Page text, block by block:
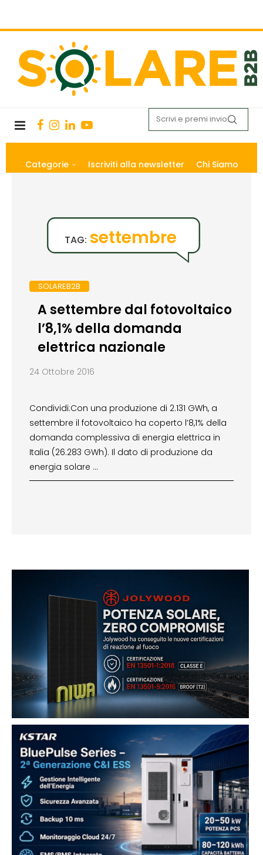
Categorie Iscriviti alla newsletter Chi Siamo
TAG: settembre
SOLAREB2B
A settembre dal fotovoltaico
l’8,1% della domanda
elettrica nazionale
24 Ottobre 2016
Condividi:Con una produzione di 2.131 GWh, a
settembre il fotovoltaico ha coperto l’8,1% della
domanda complessiva di energia elettrica in
Italia (26.283 GWh). Il dato di produzione da
energia solare …